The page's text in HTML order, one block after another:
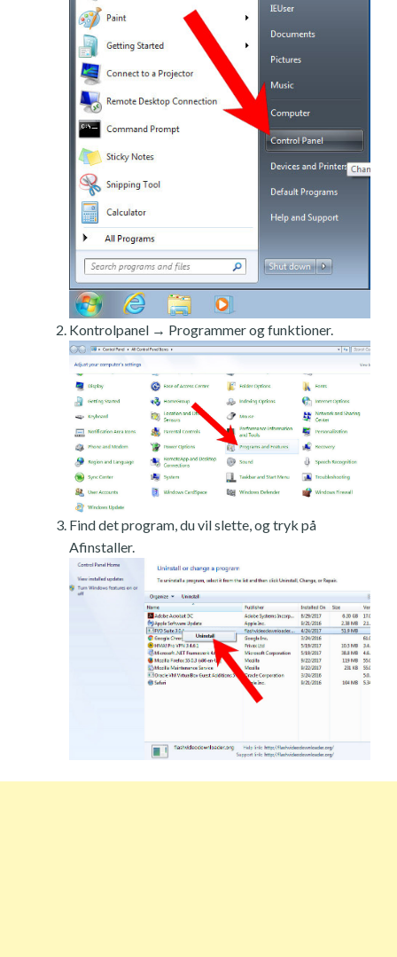
Kontrolpanel → Programmer og funktioner.
Find det program, du vil slette, og tryk på
Afinstaller.